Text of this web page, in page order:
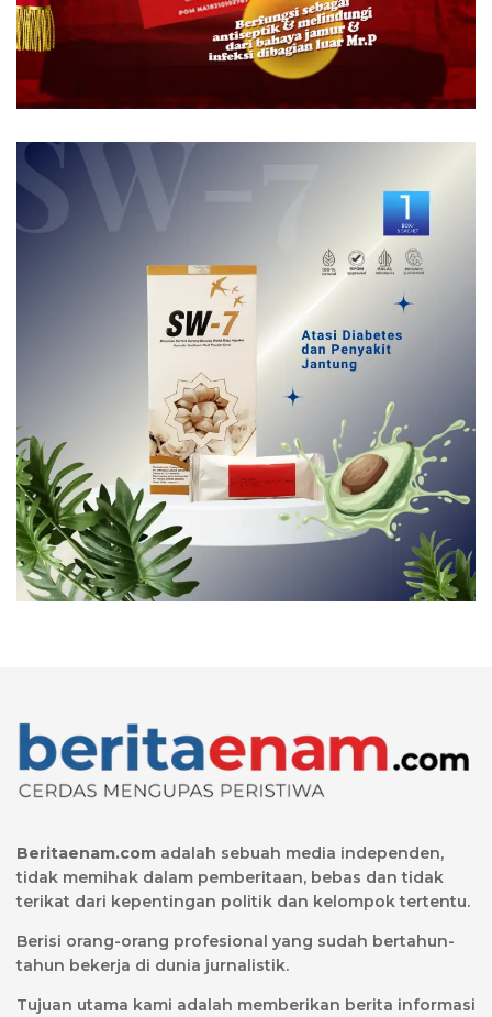
Beritaenam.com adalah sebuah media independen,
tidak memihak dalam pemberitaan, bebas dan tidak
terikat dari kepentingan politik dan kelompok tertentu.
Berisi orang-orang profesional yang sudah bertahun-
tahun bekerja di dunia jurnalistik.
Tujuan utama kami adalah memberikan berita informasi